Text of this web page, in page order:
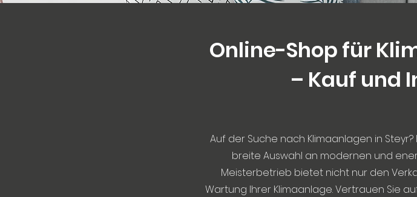
Online-Shop für
– Kauf und
Auf der Suche nach Klimaanlagen in
breite Auswahl an modernen und
Meisterbetrieb bietet nicht nur den
Wartung Ihrer Klimaanlage. Vertrauen Sie